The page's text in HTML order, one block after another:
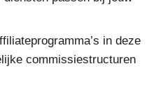
in deze
commissiestructuren